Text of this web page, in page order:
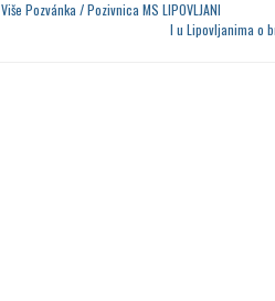
Više Pozvánka / Pozivnica MS LIPOVLJANI
I u Lipovljanima o